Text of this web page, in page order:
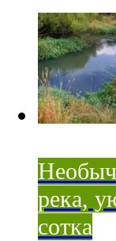
река,
сотка